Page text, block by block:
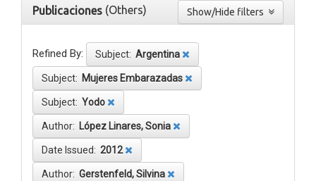
Publicaciones (Others)
Refined By: Subject: Argentina
Subject: Mujeres Embarazadas
Subject: Yodo
Author: López Linares, Sonia
Date Issued: 2012
Author: Gerstenfeld, Silvina